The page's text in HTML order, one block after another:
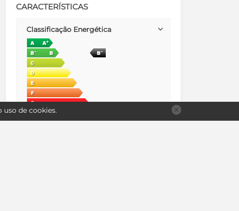
uso de cookies.
CARACTERÍSTICAS
Classificação Energética